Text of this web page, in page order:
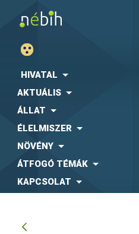
HIVATAL
AKTUÁLIS
ÁLLAT
ÉLELMISZER
NÖVÉNY
ÁTFOGÓ TÉMÁK
KAPCSOLAT